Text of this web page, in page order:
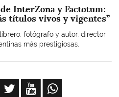
InterZona y Factotum:
títulos vivos y vigentes”
fotógrafo y autor, director
más prestigiosas.